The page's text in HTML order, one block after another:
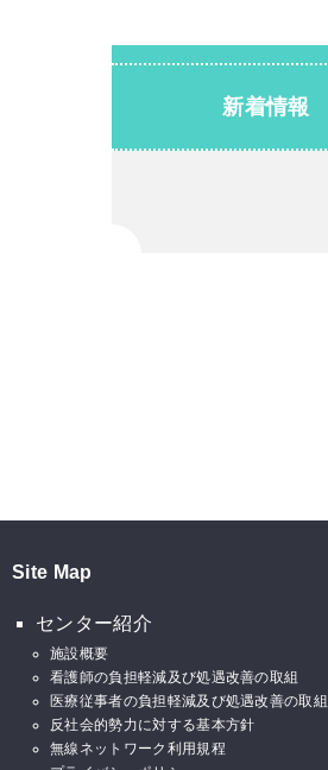
新着情報
Site Map
センター紹介
施設概要
看護師の負担軽減及び処遇改善の取組
医療従事者の負担軽減及び処遇改善の取組
反社会的勢力に対する基本方針
無線ネットワーク利用規程